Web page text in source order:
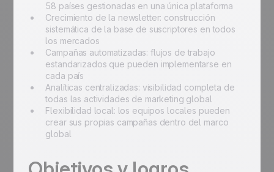
58 países gestionadas en una única plataforma
Crecimiento de la newsletter: construcción
sistemática de la base de suscriptores en todos
los mercados
Campañas automatizadas: flujos de trabajo
estandarizados que pueden implementarse en
cada país
Analíticas centralizadas: visibilidad completa de
todas las actividades de marketing global
Flexibilidad local: los equipos locales pueden
crear sus propias campañas dentro del marco
global